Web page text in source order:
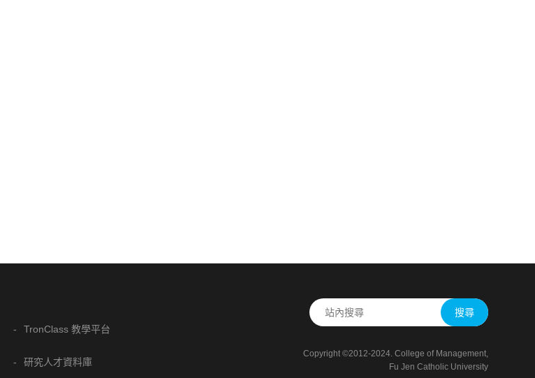
TronClass 教學平台
研究人才資料庫
搜尋
Copyright ©2012-2024. College of Management,
Fu Jen Catholic University